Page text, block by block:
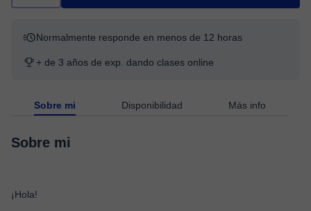
Normalmente responde en menos de 12 horas
+ de 3 años de exp. dando clases online
Sobre mi Disponibilidad Más info
Sobre mi
¡Hola!